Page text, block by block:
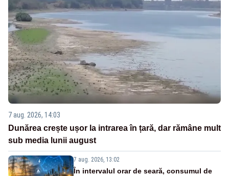
7 aug. 2026, 14:03
Dunărea crește ușor la intrarea în țară, dar rămâne mult
sub media lunii august
7 aug. 2026, 13:02
În intervalul orar de seară, consumul de